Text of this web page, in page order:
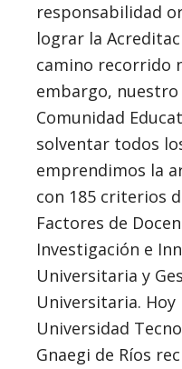
responsabilidad
lograr la
camino recorrido
embargo,
Comunidad
solventar todos
emprendimos la
con 185 criterios
Factores de
Investigación e
Universitaria y
Universitaria. Hoy
Universidad
Gnaegi de Ríos